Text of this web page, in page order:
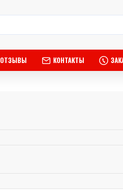
ОТЗЫВЫ КОНТАКТЫ